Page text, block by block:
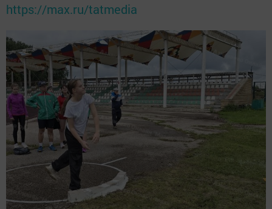
https://max.ru/tatmedia